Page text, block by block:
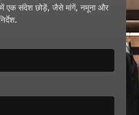
एक संदेश छोड़ें, जैसे मांगें, नमूना और